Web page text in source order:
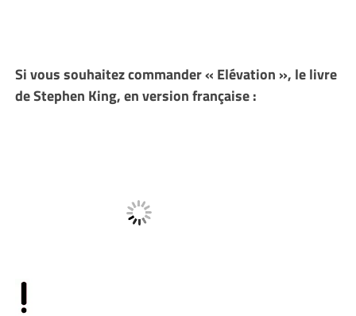
Si vous souhaitez commander « Elévation », le livre
de Stephen King, en version française :